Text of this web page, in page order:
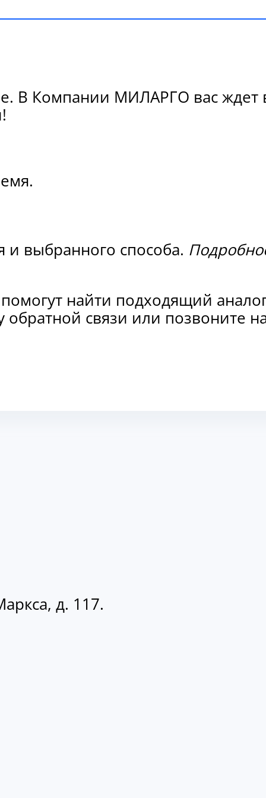
В Компании МИЛАРГО вас
и выбранного способа.
найти подходящий
обратной связи или
д. 117.